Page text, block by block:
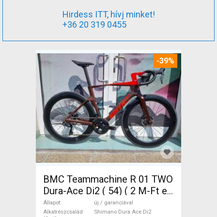
Hirdess ITT, hívj minket!
+36 20 319 0455
-39%
BMC Teammachine R 01 TWO
Dura-Ace Di2 ( 54) ( 2 M-Ft e
Országúti Shimano Dura Ace
Di2 tárcsafék új / garanciával
Állapot
új / garanciával
Alkatrészcsalád
Shimano Dura Ace Di2